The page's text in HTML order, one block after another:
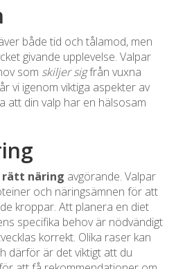
både tid och tålamod, men
givande upplevelse. Valpar
som skiljer sigfrån vuxna
vi igenom viktiga aspekter av
att din valp har en hälsosam
rätt näring avgörande. Valpar
och näringsämnen för att
kroppar. Att planera en diet
specifika behov är nödvändigt
korrekt. Olika raser kan
därför är det viktigt att du